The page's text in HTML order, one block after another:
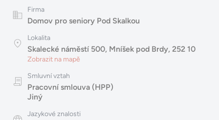
Firma
Domov pro seniory Pod Skalkou
Lokalita
Skalecké náměstí 500, Mníšek pod Brdy, 252 10
Zobrazit na mapě
Smluvní vztah
Pracovní smlouva (HPP)
Jiný
Jazykové znalosti